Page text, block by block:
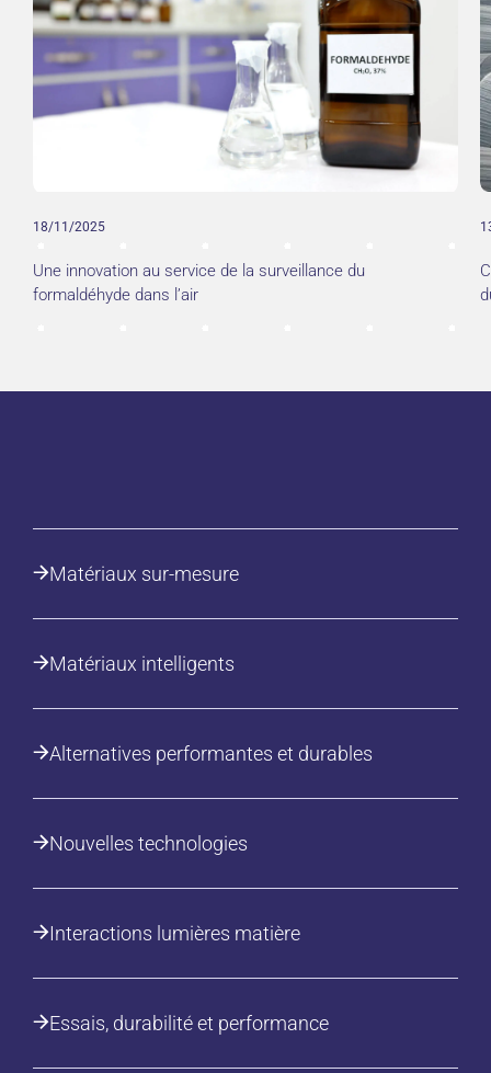
18/11/2025
Une innovation au service de la surveillance du
formaldéhyde dans l’air
Matériaux sur-mesure
Matériaux intelligents
Alternatives performantes et durables
Nouvelles technologies
Interactions lumières matière
Essais, durabilité et performance